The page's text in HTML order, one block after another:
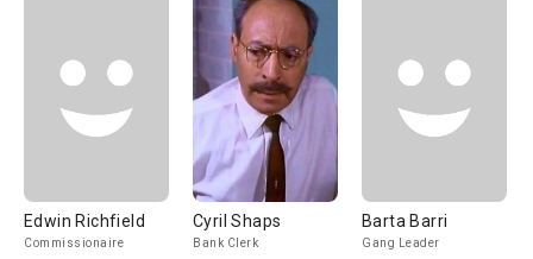
Edwin Richfield
Commissionaire
Cyril Shaps
Bank Clerk
Barta Barri
Gang Leader